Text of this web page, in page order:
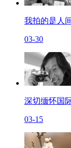
我拍的是人
03-30
深切缅怀国
03-15